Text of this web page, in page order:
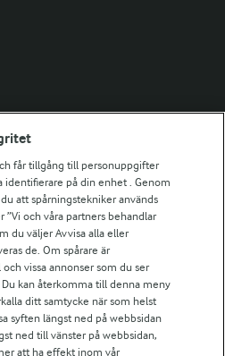
får tillgång till personuppgifter
identifierare på din enhet . Genom
att spårningstekniker används
och våra partners behandlar
du väljer Avvisa alla eller
de. Om spårare är
vissa annonser som du ser
kan återkomma till denna meny
ditt samtycke när som helst
syften längst ned på webbsidan
ned till vänster på webbsidan,
att ha effekt inom vår